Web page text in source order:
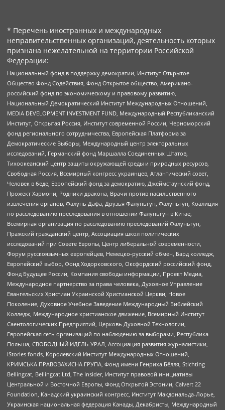
* Перечень иностранных и международных
неправительственных организаций, деятельность которых
признана нежелательной на территории Российской
Федерации:
Национальный фонд в поддержку демократии, Институт Открытое
Общество Фонд Содействия, Фонд Открытое общество, Американо-
российский фонд по экономическому и правовому развитию,
Национальный Демократический Институт Международных Отношений,
MEDIA DEVELOPMENT INVESTMENT FUND, Международный Республиканский
Институт, Открытая Россия, Институт современной России, Черноморский
фонд регионального сотрудничества, Европейская Платформа за
Демократические Выборы, Международный центр электоральных
исследований, Германский фонд Маршалла Соединенных Штатов,
Тихоокеанский центр защиты окружающей среды и природных ресурсов,
Свободная Россия, Всемирный конгресс украинцев, Атлантический совет,
Человек в беде, Европейский фонд за демократию, Джеймстаунский фонд,
Прожект Хармони, Родники дракона, Врачи против насильственного
извлечения органов, Фалунь Дафа, Друзья Фалуньгун, Фалуньгун, Коалиция
по расследованию преследования в отношении Фалуньгун в Китае,
Всемирная организация по расследованию преследований Фалуньгун,
Пражский гражданский центр, Ассоциация школ политических
исследований при Совете Европы, Центр либеральной современности,
Форум русскоязычных европейцев, Немецко-русский обмен, Бард колледж,
Европейский выбор, Фонд Ходорковского, Оксфордский российский фонд,
Фонд Будущее России, Компания свободы информации, Проект Медиа,
Международное партнерство за права человека, Духовное Управление
Евангельских Христиан Украинской Христианской Церкви, Новое
Поколение, Духовное Учебное Заведение Международный Библейский
Колледж, Международное христианское движение, Всемирный Институт
Саентологических Предприятий, Церковь Духовной Технологии,
Европейская сеть организаций по наблюдению за выборами, Республика
Польша, СВОБОДНЫЙ ИДЕЛЬ-УРАЛ, Ассоциация развития журналистики,
IStories fonds, Королевский Институт Международных Отношений,
КРИМСЬКА ПРАВОЗАХИСНА ГРУПА, Фонд имени Генриха Бёлля, Stichting
Bellingcat, Bellingcat Ltd, The Insider, Институт правовой инициативы
Центральной и Восточной Европы, Фонд Открытой Эстонии, Calvert 22
Foundation, Канадский украинский конгресс, Институт Макдональда-Лорье,
Украинская национальная федерация Канады, Декабристы, Международный